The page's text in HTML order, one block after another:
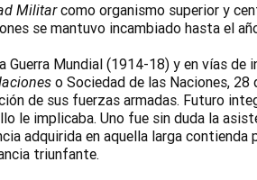
Militarcomo organismo superior y
se mantuvo incambiado hasta el
Guerra Mundial (1914-18) y en vías
o Sociedad de las Naciones,
de sus fuerzas armadas. Futuro
le implicaba. Uno fue sin duda la
adquirida en aquella larga
triunfante.